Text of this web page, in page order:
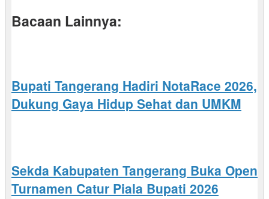
Bacaan Lainnya:
Bupati Tangerang Hadiri NotaRace 2026,
Dukung Gaya Hidup Sehat dan UMKM
Sekda Kabupaten Tangerang Buka Open
Turnamen Catur Piala Bupati 2026